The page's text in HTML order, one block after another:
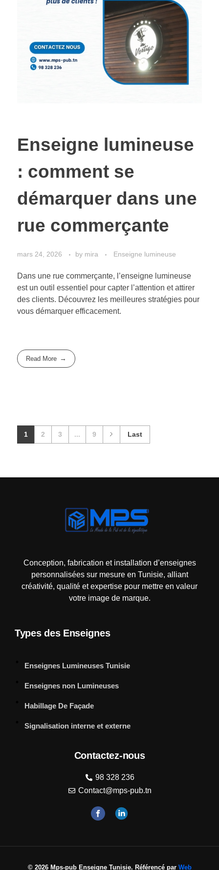
Enseigne lumineuse
: comment se
démarquer dans une
rue commerçante
mars 24, 2026 by mira Enseigne lumineuse
Dans une rue commerçante, l’enseigne lumineuse
est un outil essentiel pour capter l’attention et attirer
des clients. Découvrez les meilleures stratégies pour
vous démarquer efficacement.
Read More
1 2 3 ... 9 Last
Conception, fabrication et installation d’enseignes
personnalisées sur mesure en Tunisie, alliant
créativité, qualité et expertise pour mettre en valeur
votre image de marque.
Types des Enseignes
Enseignes Lumineuses Tunisie
Enseignes non Lumineuses
Habillage De Façade
Signalisation interne et externe
Contactez-nous
98 328 236
Contact@mps-pub.tn
© 2026 Mps-pub Enseigne Tunisie. Référencé par Web